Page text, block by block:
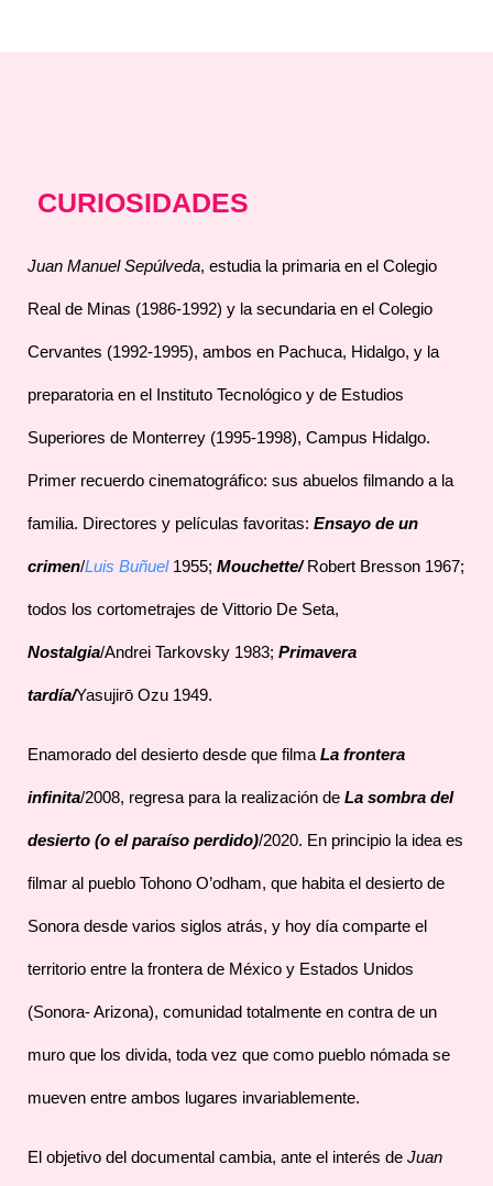
CURIOSIDADES
Juan Manuel Sepúlveda, estudia la primaria en el Colegio
Real de Minas (1986-1992) y la secundaria en el Colegio
Cervantes (1992-1995), ambos en Pachuca, Hidalgo, y la
preparatoria en el Instituto Tecnológico y de Estudios
Superiores de Monterrey (1995-1998), Campus Hidalgo.
Primer recuerdo cinematográfico: sus abuelos filmando a la
familia. Directores y películas favoritas: Ensayo de un
crimen/Luis Buñuel1955; Mouchette/Robert Bresson 1967;
todos los cortometrajes de Vittorio De Seta,
Nostalgia/Andrei Tarkovsky 1983; Primavera
tardía/Yasujirō Ozu 1949.
Enamorado del desierto desde que filma La frontera
infinita/2008, regresa para la realización de La sombra del
desierto (o el paraíso perdido)/2020. En principio la idea es
filmar al pueblo Tohono O’odham, que habita el desierto de
Sonora desde varios siglos atrás, y hoy día comparte el
territorio entre la frontera de México y Estados Unidos
(Sonora- Arizona), comunidad totalmente en contra de un
muro que los divida, toda vez que como pueblo nómada se
mueven entre ambos lugares invariablemente.
El objetivo del documental cambia, ante el interés de Juan